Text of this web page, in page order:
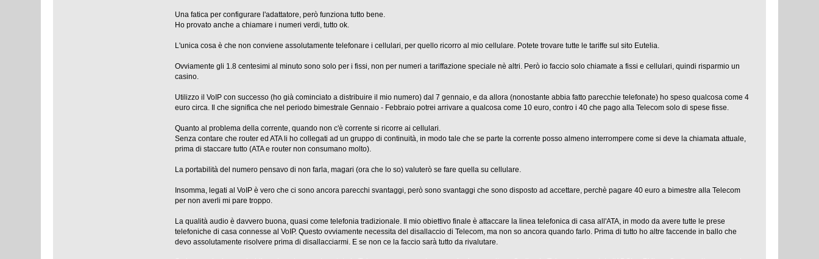
Una fatica per configurare l'adattatore, però funziona tutto bene.
Ho provato anche a chiamare i numeri verdi, tutto ok.
L'unica cosa è che non conviene assolutamente telefonare i cellulari, per quello ricorro al mio cellulare. Potete trovare tutte le tariffe sul sito Eutelia.
Ovviamente gli 1.8 centesimi al minuto sono solo per i fissi, non per numeri a tariffazione speciale nè altri. Però io faccio solo chiamate a fissi e cellulari, quindi risparmio un
casino.
Utilizzo il VoIP con successo (ho già cominciato a distribuire il mio numero) dal 7 gennaio, e da allora (nonostante abbia fatto parecchie telefonate) ho speso qualcosa come 4
euro circa. Il che significa che nel periodo bimestrale Gennaio - Febbraio potrei arrivare a qualcosa come 10 euro, contro i 40 che pago alla Telecom solo di spese fisse.
Quanto al problema della corrente, quando non c'è corrente si ricorre ai cellulari.
Senza contare che router ed ATA li ho collegati ad un gruppo di continuità, in modo tale che se parte la corrente posso almeno interrompere come si deve la chiamata attuale,
prima di staccare tutto (ATA e router non consumano molto).
La portabilità del numero pensavo di non farla, magari (ora che lo so) valuterò se fare quella su cellulare.
Insomma, legati al VoIP è vero che ci sono ancora parecchi svantaggi, però sono svantaggi che sono disposto ad accettare, perchè pagare 40 euro a bimestre alla Telecom
per non averli mi pare troppo.
La qualità audio è davvero buona, quasi come telefonia tradizionale. Il mio obiettivo finale è attaccare la linea telefonica di casa all'ATA, in modo da avere tutte le prese
telefoniche di casa connesse al VoIP. Questo ovviamente necessita del disallaccio di Telecom, ma non so ancora quando farlo. Prima di tutto ho altre faccende in ballo che
devo assolutamente risolvere prima di disallacciarmi. E se non ce la faccio sarà tutto da rivalutare.